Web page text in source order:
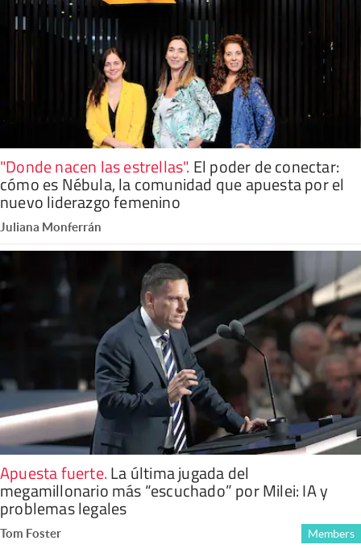
"Donde nacen las estrellas". El poder de conectar:
cómo es Nébula, la comunidad que apuesta por el
nuevo liderazgo femenino
Juliana Monferrán
Apuesta fuerte.La última jugada del
megamillonario más “escuchado” por Milei: IA y
problemas legales
Tom Foster Members